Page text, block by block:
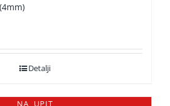
Detalji